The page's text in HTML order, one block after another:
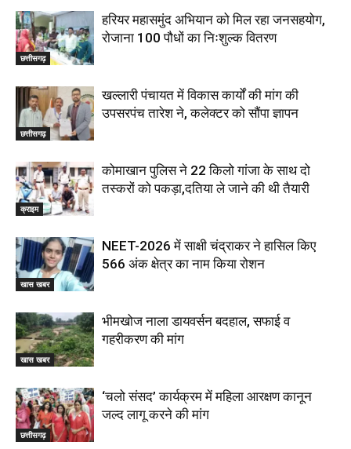
छत्तीसगढ़
हरियर महासमुंद अभियान को मिल रहा जनसहयोग,
रोजाना 100 पौधों का निःशुल्क वितरण
छत्तीसगढ़
खल्लारी पंचायत में विकास कार्यों की मांग की
उपसरपंच तारेश ने, कलेक्टर को सौंपा ज्ञापन
क्राइम
कोमाखान पुलिस ने 22 किलो गांजा के साथ दो
तस्करों को पकड़ा,दतिया ले जाने की थी तैयारी
खास खबर
NEET-2026 में साक्षी चंद्राकर ने हासिल किए
566 अंक क्षेत्र का नाम किया रोशन
खास खबर
भीमखोज नाला डायवर्सन बदहाल, सफाई व
गहरीकरण की मांग
छत्तीसगढ़
‘चलो संसद’ कार्यक्रम में महिला आरक्षण कानून
जल्द लागू करने की मांग